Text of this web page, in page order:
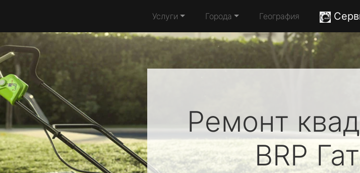
Услуги Города География
Ремонт
BRP